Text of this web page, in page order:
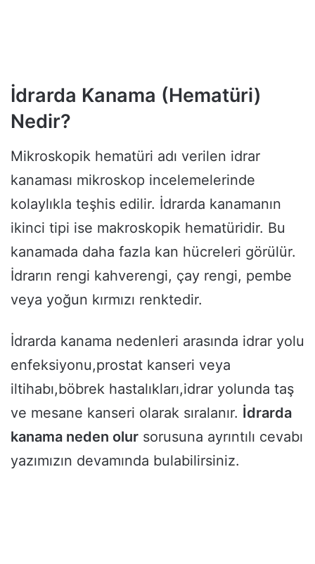
İdrarda Kanama (Hematüri)
Nedir?
Mikroskopik hematüri adı verilen idrar
kanaması mikroskop incelemelerinde
kolaylıkla teşhis edilir. İdrarda kanamanın
ikinci tipi ise makroskopik hematüridir. Bu
kanamada daha fazla kan hücreleri görülür.
İdrarın rengi kahverengi, çay rengi, pembe
veya yoğun kırmızı renktedir.
İdrarda kanama nedenleri arasında idrar yolu
enfeksiyonu,prostat kanseri veya
iltihabı,böbrek hastalıkları,idrar yolunda taş
ve mesane kanseri olarak sıralanır. İdrarda
kanama neden olur sorusuna ayrıntılı cevabı
yazımızın devamında bulabilirsiniz.